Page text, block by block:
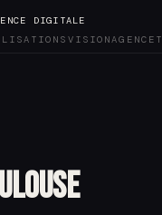
VISIONAGENCE
DIGITALE